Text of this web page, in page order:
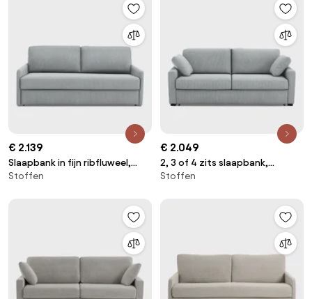
€ 2.139
Slaapbank in fijn ribfluweel,
schuim, Marta
Stoffen
€ 2.049
2, 3 of 4 zits slaapbank,
schuim, in fijn ribfluweel, TIMOR
Stoffen